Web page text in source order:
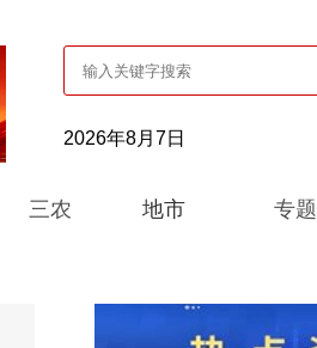
2026年8月7日
三农 地市 专题